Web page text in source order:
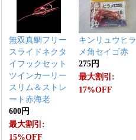
無双真鯛フリー
スライドネクタ
イフックセット
ツインカーリー
スリム＆ストレ
ート赤海老
600円
最大割引:
15%OFF
キンリュウヒラ
メ角セイゴ赤
275円
最大割引:
17%OFF